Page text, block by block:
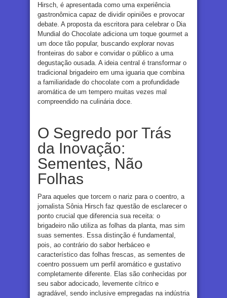
Hirsch, é apresentada como uma experiência
gastronômica capaz de dividir opiniões e provocar
debate. A proposta da escritora para celebrar o Dia
Mundial do Chocolate adiciona um toque gourmet a
um doce tão popular, buscando explorar novas
fronteiras do sabor e convidar o público a uma
degustação ousada. A ideia central é transformar o
tradicional brigadeiro em uma iguaria que combina
a familiaridade do chocolate com a profundidade
aromática de um tempero muitas vezes mal
compreendido na culinária doce.
O Segredo por Trás
da Inovação:
Sementes, Não
Folhas
Para aqueles que torcem o nariz para o coentro, a
jornalista Sônia Hirsch faz questão de esclarecer o
ponto crucial que diferencia sua receita: o
brigadeiro não utiliza as folhas da planta, mas sim
suas sementes. Essa distinção é fundamental,
pois, ao contrário do sabor herbáceo e
característico das folhas frescas, as sementes de
coentro possuem um perfil aromático e gustativo
completamente diferente. Elas são conhecidas por
seu sabor adocicado, levemente cítrico e
agradável, sendo inclusive empregadas na indústria